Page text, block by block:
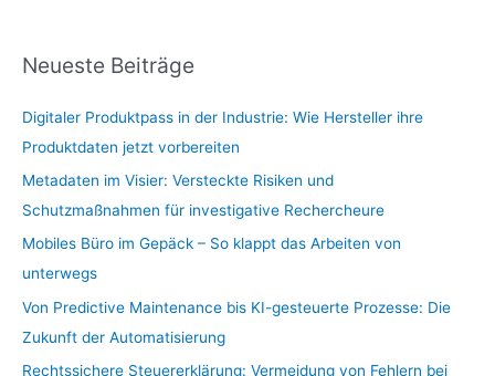
Neueste Beiträge
Digitaler Produktpass in der Industrie: Wie Hersteller ihre
Produktdaten jetzt vorbereiten
Metadaten im Visier: Versteckte Risiken und
Schutzmaßnahmen für investigative Rechercheure
Mobiles Büro im Gepäck – So klappt das Arbeiten von
unterwegs
Von Predictive Maintenance bis KI-gesteuerte Prozesse: Die
Zukunft der Automatisierung
Rechtssichere Steuererklärung: Vermeidung von Fehlern bei